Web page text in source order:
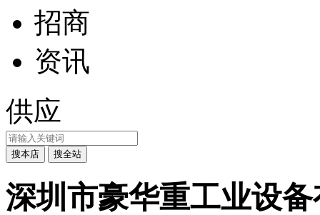
招商
资讯
供应
深圳市豪华重工业设